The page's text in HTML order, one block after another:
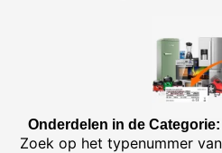
Onderdelen in de
Zoek op het typenummer